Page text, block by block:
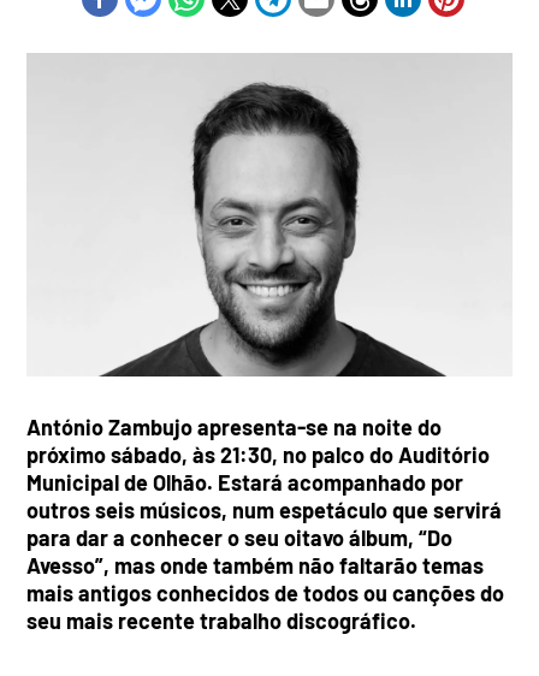
António Zambujo apresenta-se na noite do
próximo sábado, às 21:30, no palco do Auditório
Municipal de Olhão. Estará acompanhado por
outros seis músicos, num espetáculo que servirá
para dar a conhecer o seu oitavo álbum, “Do
Avesso”, mas onde também não faltarão temas
mais antigos conhecidos de todos ou canções do
seu mais recente trabalho discográfico.